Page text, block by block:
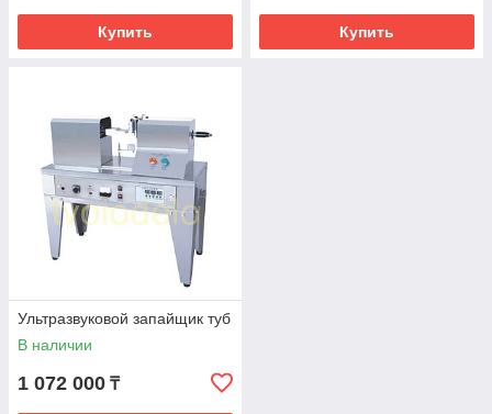
Купить Купить
Ультразвуковой запайщик туб
В наличии
1 072 000 ₸